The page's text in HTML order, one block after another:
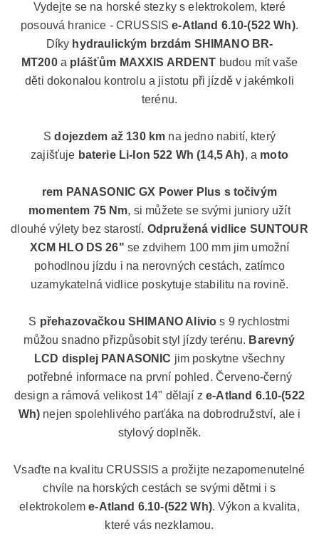
Vydejte se na horské stezky s elektrokolem, které
posouvá hranice - CRUSSISe-Atland 6.10-(522 Wh).
Díky hydraulickým brzdám SHIMANO BR-
MT200a plášťům MAXXIS ARDENT budou mít vaše
děti dokonalou kontrolu a jistotu při jízdě v jakémkoli
terénu.
Sdojezdem až 130 km na jedno nabití, který
zajišťuje baterie Li-Ion 522 Wh (14,5 Ah), a moto
rem PANASONIC GX Power Plus s točivým
momentem 75 Nm, si můžete se svými juniory užít
dlouhé výlety bez starostí. Odpružená vidlice SUNTOUR
XCM HLO DS 26" se zdvihem 100 mm jim umožní
pohodlnou jízdu i na nerovných cestách, zatímco
uzamykatelná vidlice poskytuje stabilitu na rovině.
S přehazovačkou SHIMANO Alivio s 9 rychlostmi
můžou snadno přizpůsobit styl jízdy terénu. Barevný
LCD displej PANASONIC jim poskytne všechny
potřebné informace na první pohled. Červeno-černý
design a rámová velikost 14" dělají ze-Atland 6.10-(522
Wh) nejen spolehlivého parťáka na dobrodružství, ale i
stylový doplněk.
Vsaďte na kvalitu CRUSSIS a prožijte nezapomenutelné
chvíle na horských cestách se svými dětmi i s
elektrokoleme-Atland 6.10-(522 Wh). Výkon a kvalita,
které vás nezklamou.